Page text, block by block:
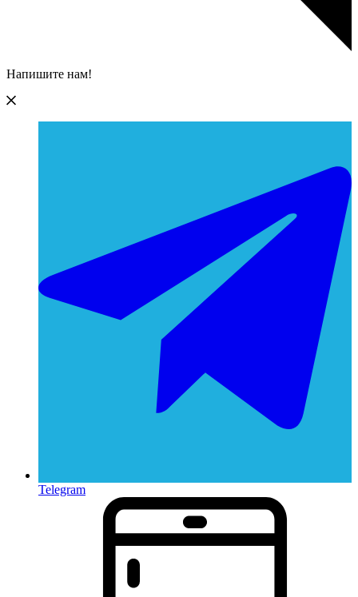
Напишите нам!
Telegram